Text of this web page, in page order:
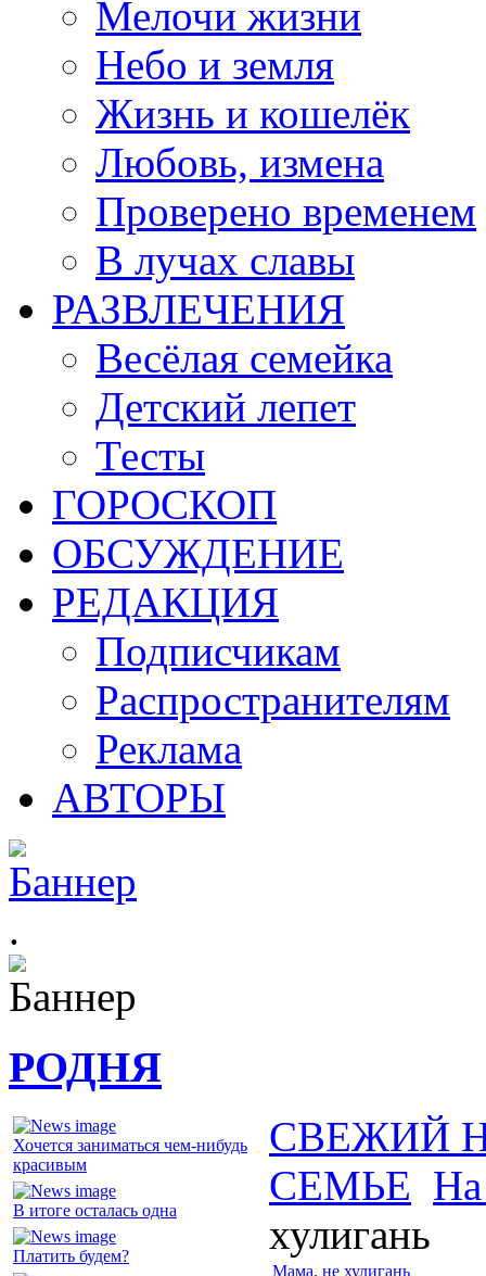
Мелочи жизни
Небо и земля
Жизнь и кошелёк
Любовь, измена
Проверено временем
В лучах славы
РАЗВЛЕЧЕНИЯ
Весёлая семейка
Детский лепет
Тесты
ГОРОСКОП
ОБСУЖДЕНИЕ
РЕДАКЦИЯ
Подписчикам
Распространителям
Реклама
АВТОРЫ
.
РОДНЯ
Хочется заниматься чем-нибудь
красивым
В итоге осталась одна
Платить будем?
СВЕЖИЙ
СЕМЬЕ На
хулигань
Мама, не хулигань